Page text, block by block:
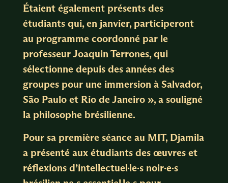
Étaient également présents des
étudiants qui, en janvier, participeront
au programme coordonné par le
professeur Joaquin Terrones, qui
sélectionne depuis des années des
groupes pour une immersion à Salvador,
São Paulo et Rio de Janeiro », a souligné
la philosophe brésilienne.
Pour sa première séance au MIT, Djamila
a présenté aux étudiants des œuvres et
réflexions d’intellectuel·le·s noir·e·s